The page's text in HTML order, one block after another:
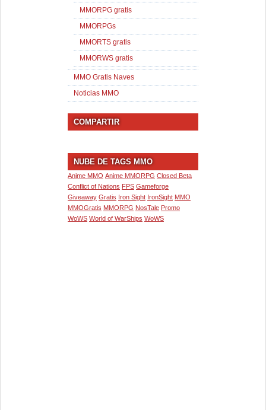
MMORPG gratis
MMORPGs
MMORTS gratis
MMORWS gratis
MMO Gratis Naves
Noticias MMO
COMPARTIR
NUBE DE TAGS MMO
Anime MMO Anime MMORPG Closed Beta
Conflict of Nations FPS Gameforge
Giveaway Gratis Iron Sight IronSight MMO
MMOGratis MMORPG NosTale Promo
WoWS World of WarShips WoWS